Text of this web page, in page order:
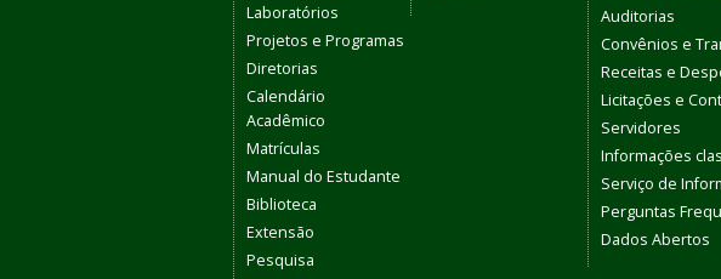
Laboratórios
Projetos e Programas
Diretorias
Calendário
Acadêmico
Matrículas
Manual do Estudante
Biblioteca
Extensão
Pesquisa
Auditorias
Convênios e
Receitas e
Licitações e
Servidores
Informações
Serviço de
Perguntas
Dados Abertos